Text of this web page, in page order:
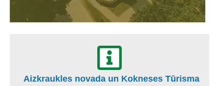
Aizkraukles novada un Kokneses Tūrisma